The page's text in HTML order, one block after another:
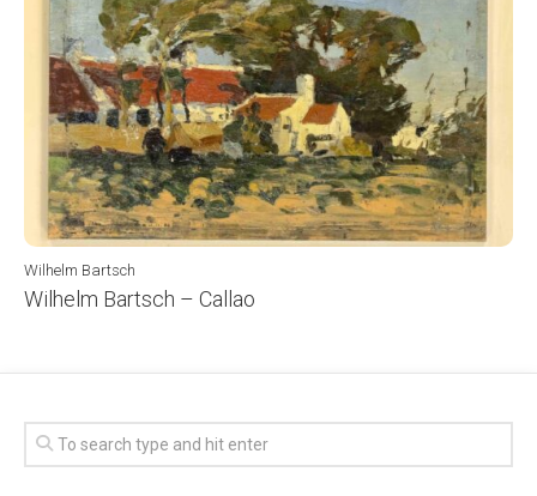
Wilhelm Bartsch
Wilhelm Bartsch – Callao